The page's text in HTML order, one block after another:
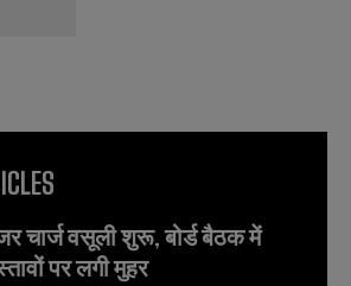
चार्ज वसूली शुरू, बोर्ड बैठक में
पर लगी मुहर